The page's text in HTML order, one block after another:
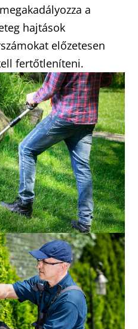
a
hajtások
előzetesen
fertőtleníteni.